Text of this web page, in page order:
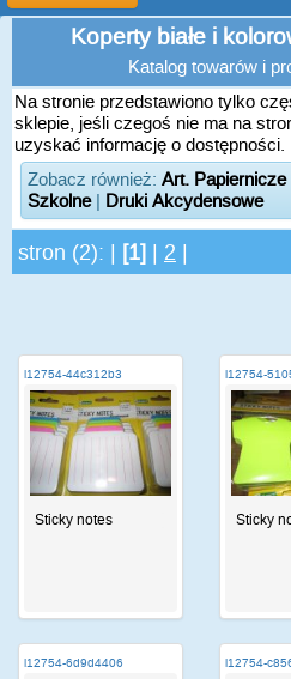
Koperty białe i
Katalog towarów i
Na stronie przedstawiono tylko
sklepie, jeśli czegoś nie ma na
uzyskać informację o dostępności.
Zobacz również: Art. Papiernicze
Szkolne| Druki Akcydensowe
stron (2): | [1] 2
i12754-44c312b3
Sticky notes
i12754-
Sticky
i12754-6d9d4406 i12754-